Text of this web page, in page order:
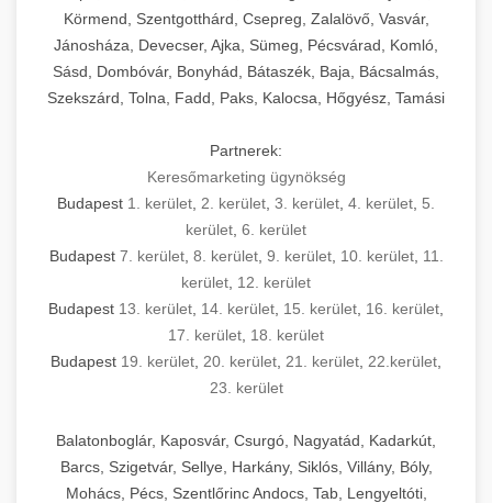
Körmend, Szentgotthárd, Csepreg, Zalalövő, Vasvár,
Jánosháza, Devecser, Ajka, Sümeg, Pécsvárad, Komló,
Sásd, Dombóvár, Bonyhád, Bátaszék, Baja, Bácsalmás,
Szekszárd, Tolna, Fadd, Paks, Kalocsa, Hőgyész, Tamási
Partnerek:
Keresőmarketing ügynökség
Budapest 1. kerület 2. kerület 3. kerület 4. kerület 5.
kerület 6. kerület
Budapest 7. kerület, 8. kerület, 9. kerület, 10. kerület, 11.
kerület 12. kerület
Budapest 13. kerület 14. kerület 15. kerület 16. kerület
17. kerület 18. kerület
Budapest 19. kerület 20. kerület 21. kerület 22.kerület
23. kerület
Balatonboglár, Kaposvár, Csurgó, Nagyatád, Kadarkút,
Barcs, Szigetvár, Sellye, Harkány, Siklós, Villány, Bóly,
Mohács, Pécs, Szentlőrinc Andocs, Tab, Lengyeltóti,